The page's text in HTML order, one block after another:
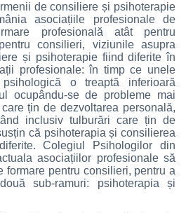
de consiliere și psihoterapie
asociațiile profesionale de
profesională atât pentru
consilieri, viziunile asupra
și psihoterapie fiind diferite în
profesionale: în timp ce unele
o treaptă inferioară
ocupându-se de probleme mai
țin de dezvoltarea personală,
inclusiv tulburări care țin de
că psihoterapia și consilierea
Colegiul Psihologilor din
asociațiilor profesionale să
formare pentru consilieri, pentru a
sub-ramuri: psihoterapia și